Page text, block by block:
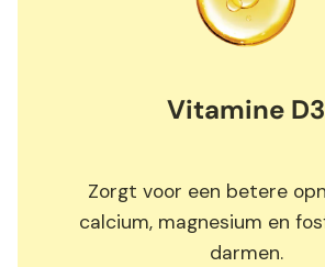
Vitamine D3
Zorgt voor een betere
calcium, magnesium en
darmen.